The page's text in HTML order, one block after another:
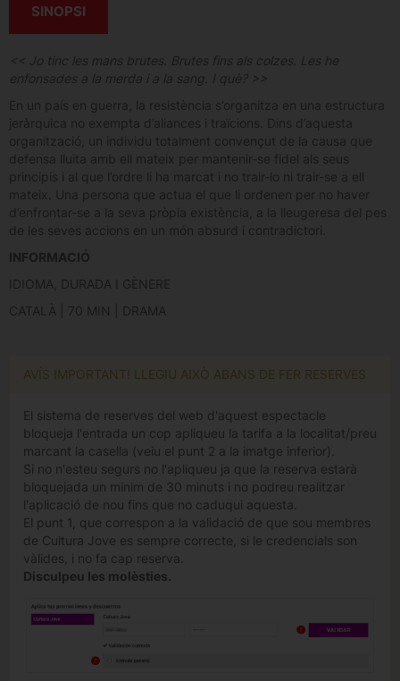
SINOPSI
<< Jo tinc les mans brutes. Brutes fins als colzes. Les he
enfonsades a la merda i a la sang. I què? >>
En un país en guerra, la resistència s’organitza en una estructura
jeràrquica no exempta d’aliances i traïcions. Dins d’aquesta
organització, un individu totalment convençut de la causa que
defensa lluita amb ell mateix per mantenir-se fidel als seus
principis i al que l’ordre li ha marcat i no trair-lo ni trair-se a ell
mateix. Una persona que actua el que li ordenen per no haver
d’enfrontar-se a la seva pròpia existència, a la lleugeresa del pes
de les seves accions en un món absurd i contradictori.
INFORMACIÓ
IDIOMA, DURADA I GÈNERE
CATALÀ | 70 MIN | DRAMA
AVÍS IMPORTANT! LLEGIU AIXÒ ABANS DE FER RESERVES
El sistema de reserves del web d'aquest espectacle
bloqueja l'entrada un cop apliqueu la tarifa a la localitat/preu
marcant la casella (veiu el punt 2 a la imatge inferior).
Si no n'esteu segurs no l'apliqueu ja que la reserva estarà
bloquejada un minim de 30 minuts i no podreu realitzar
l'aplicació de nou fins que no caduqui aquesta.
El punt 1, que correspon a la validació de que sou membres
de Cultura Jove es sempre correcte, si le credencials son
vàlides, i no fa cap reserva.
Disculpeu les molèsties.